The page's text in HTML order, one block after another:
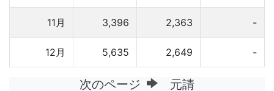
11月 3,396 2,363 -
12月 5,635 2,649 -
次のページ 元請